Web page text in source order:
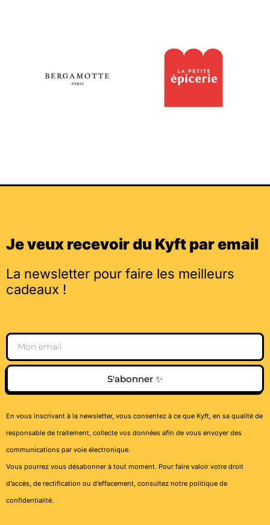
Je veux recevoir du Kyft par email
La newsletter pour faire les meilleurs
cadeaux !
Email
S'abonner ✨
En vous inscrivant à la newsletter, vous consentez à ce que Kyft, en sa qualité de
responsable de traitement, collecte vos données afin de vous envoyer des
communications par voie électronique.
Vous pourrez vous désabonner à tout moment. Pour faire valoir votre droit
d’accès, de rectification ou d’effacement, consultez notre politique de
confidentialité.